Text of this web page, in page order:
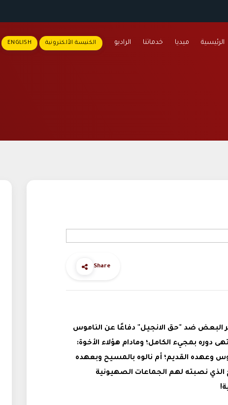
ENGLISH الكنيسة الألكترونية الراديو خدماتنا ميديا الرئيسية
Share
البعض ضد "حق الانجيل" دفاعًا عن الناموس
دوره بمجيء الكامل؛ ومادام هؤلاء الأخوة:
وعهده القديم؛ أم نالوه بالمسيح وبعهده
الذي نصبته لهم الجماعات الصهيونية